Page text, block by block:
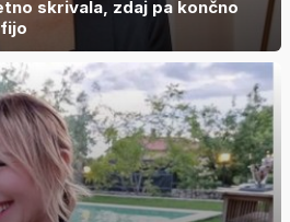
skrivala, zdaj pa končno